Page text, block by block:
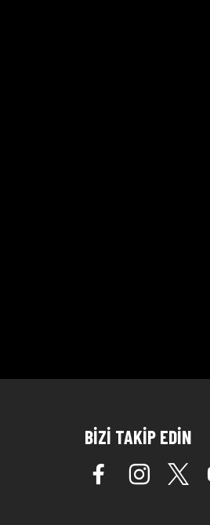
BİZİ TAKİP EDİN